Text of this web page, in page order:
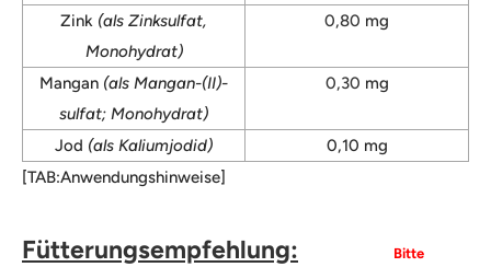
Zink (als Zinksulfat,
Monohydrat)
0,80 mg
Mangan (als Mangan-(II)-
sulfat; Monohydrat)
0,30 mg
Jod (als Kaliumjodid)
0,10 mg
[TAB:Anwendungshinweise]
Fütterungsempfehlung: Bitte